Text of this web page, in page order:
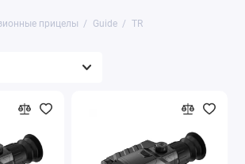
прицелы Guide TR